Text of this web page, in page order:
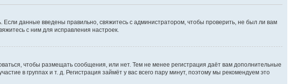
данные введены правильно, свяжитесь с администратором, чтобы проверить, не был ли вам
с ним для исправления настроек.
чтобы размещать сообщения, или нет. Тем не менее регистрация даёт вам дополнительные
в группах и т. д. Регистрация займёт у вас всего пару минут, поэтому мы рекомендуем это